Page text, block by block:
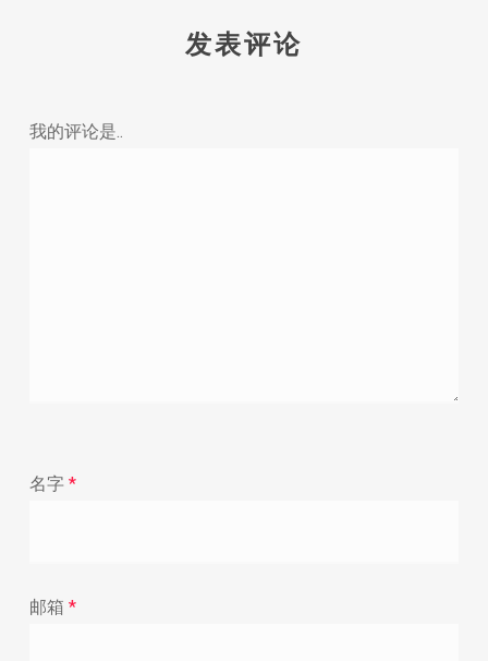
发表评论
我的评论是..
名字 *
邮箱 *